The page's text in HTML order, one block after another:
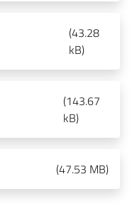
(43.28
kB)
(143.67
kB)
(47.53 MB)